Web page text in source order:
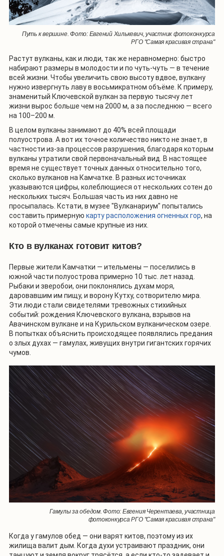
Путь к вершине. Фото: Евгений Хилькевич, участник фотоконкурса
РГО "Самая красивая страна"
Растут вулканы, как и люди, так же неравномерно: быстро
набирают размеры в молодости и по чуть-чуть — в течение
всей жизни. Чтобы увеличить свою высоту вдвое, вулкану
нужно извергнуть лаву в восьмикратном объёме. К примеру,
знаменитый Ключевской вулкан за первую тысячу лет
жизни вырос больше чем на 2000 м, а за последнюю — всего
на 100–200 м.
В целом вулканы занимают до 40% всей площади
полуострова. А вот их точное количество никто не знает, в
частности из-за процессов разрушения, благодаря которым
вулканы утратили свой первоначальный вид. В настоящее
время не существует точных данных относительно того,
сколько вулканов на Камчатке. В разных источниках
указываются цифры, колеблющиеся от нескольких сотен до
нескольких тысяч. Большая часть из них давно не
просыпалась. Кстати, в музее "Вулканариум" попытались
составить примерную карту расположения огненных гор, на
которой отмечены самые крупные из них.
Кто в вулканах готовит китов?
Первые жители Камчатки — ительмены — поселились в
южной части полуострова примерно 10 тыс. лет назад.
Рыбаки и зверобои, они поклонялись духам моря,
даровавшим им пищу, и ворону Кутху, сотворителю мира.
Эти люди стали свидетелями тревожных стихийных
событий: рождения Ключевского вулкана, взрывов на
Авачинском вулкане и на Курильском вулканическом озере.
В попытках объяснить происходящее появлялись предания
о злых духах — гамулах, живущих внутри гигантских горячих
чумов.
Гамулы за обедом. Фото: Евгения Черентаева, участница
фотоконкурса РГО "Самая красивая страна"
Когда у гамулов обед — они варят китов, поэтому из их
жилища валит дым. Когда духи устраивают праздник, они